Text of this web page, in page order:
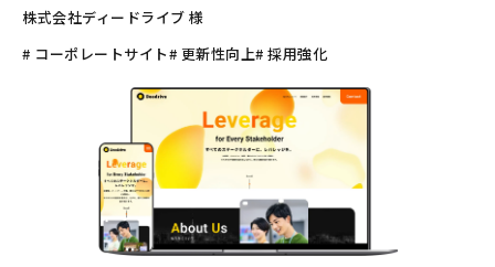
株式会社ディードライブ 様
# コーポレートサイト# 更新性向上# 採用強化